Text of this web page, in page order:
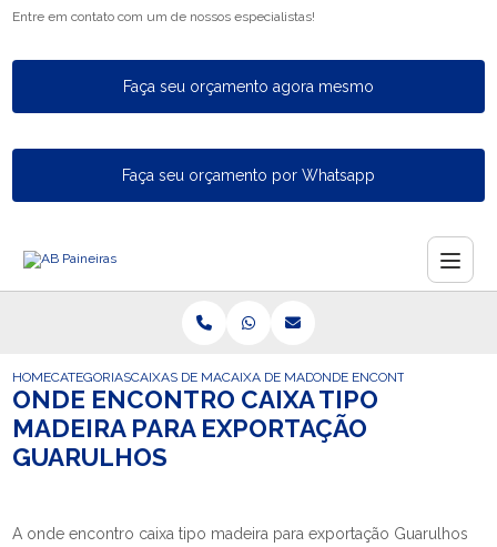
Entre em contato com um de nossos especialistas!
Faça seu orçamento agora mesmo
Faça seu orçamento por Whatsapp
HOMECATEGORIASCAIXAS DE MADEIRA PARA EXPORTACAO
CAIXA DE MADEIRA PARA A EXPORTACAO
ONDE ENCONTRO CAIXA
ONDE ENCONTRO CAIXA TIPO
MADEIRA PARA EXPORTAÇÃO
GUARULHOS
A onde encontro caixa tipo madeira para exportação Guarulhos